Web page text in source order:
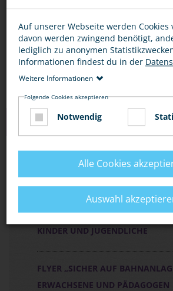
Wenn Gefahr droht, rufe die 110
Notrufsäule am Bahnhof.
MEDIEN ZUM THEMA
FLYER „MIT DER BAHN
SICHER!“
FLYER „SICHER AUF
KINDER UND JUGENDLICHE
FLYER „SICHER AUF
ERWACHSENE UND PÄDAGOGEN
Auf unserer Webseite werden Cookies
davon werden zwingend benötigt,
lediglich zu anonymen
Informationen findest du in der
Weitere Informationen
Folgende Cookies akzeptieren
Notwendig
Alle Cookies
Auswahl